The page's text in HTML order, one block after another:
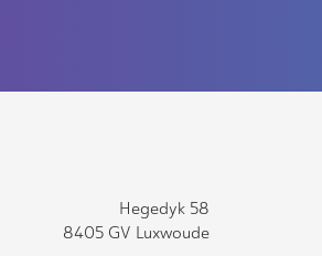
Hegedyk 58
8405 GV Luxwoude